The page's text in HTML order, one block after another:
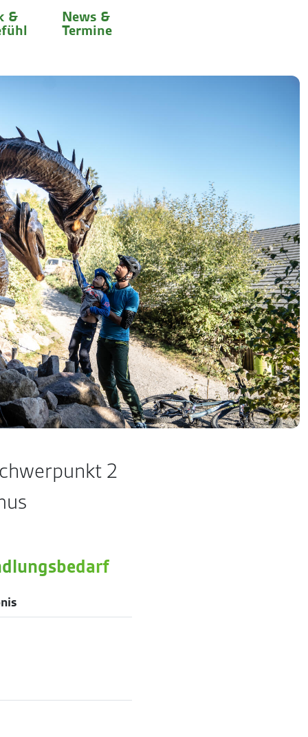
& News &
Termine
2